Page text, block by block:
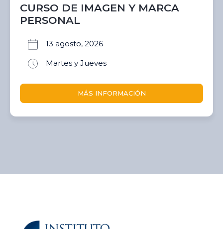
CURSO DE IMAGEN Y MARCA
PERSONAL
13 agosto, 2026
Martes y Jueves
MÁS INFORMACIÓN